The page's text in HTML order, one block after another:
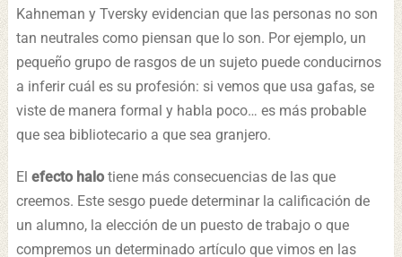
Kahneman y Tversky evidencian que las personas no son
tan neutrales como piensan que lo son. Por ejemplo, un
pequeño grupo de rasgos de un sujeto puede conducirnos
a inferir cuál es su profesión: si vemos que usa gafas, se
viste de manera formal y habla poco… es más probable
que sea bibliotecario a que sea granjero.
El efecto halotiene más consecuencias de las que
creemos. Este sesgo puede determinar la calificación de
un alumno, la elección de un puesto de trabajo o que
compremos un determinado artículo que vimos en las